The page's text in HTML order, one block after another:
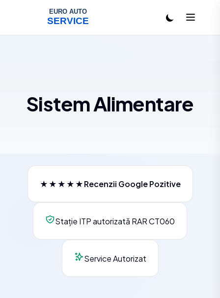
Sistem Alimentare
★★★★★Recenzii Google Pozitive
Stație ITP autorizată RAR CT060
Service Autorizat